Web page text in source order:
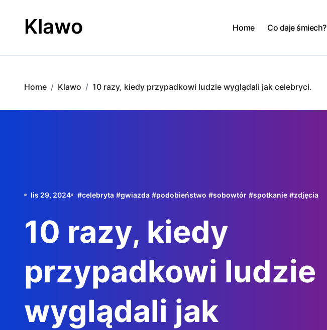
contentKlawo Home Co daje śmiech?
Home Klawo 10 razy, kiedy przypadkowi ludzie wyglądali jak celebryci.
lis 29, 2024 #celebryta #gwiazda #podobieństwo #sobowtór #spotkanie #zdjęcia
10 razy, kiedy
przypadkowi ludzie
wyglądali jak